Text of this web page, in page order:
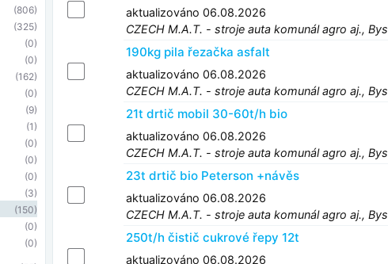
(806)
(325)
(0)
(0)
(162)
(0)
(9)
(1)
(0)
(0)
(0)
(3)
(150)
(0)
(0)
aktualizováno 06.08.2026
CZECH M.A.T. - stroje auta komunál agro aj.,
190kg pila řezačka asfalt
aktualizováno 06.08.2026
CZECH M.A.T. - stroje auta komunál agro aj.,
21t drtič mobil 30-60t/h bio
aktualizováno 06.08.2026
CZECH M.A.T. - stroje auta komunál agro aj.,
23t drtič bio Peterson +návěs
aktualizováno 06.08.2026
CZECH M.A.T. - stroje auta komunál agro aj.,
250t/h čistič cukrové řepy 12t
aktualizováno 06.08.2026